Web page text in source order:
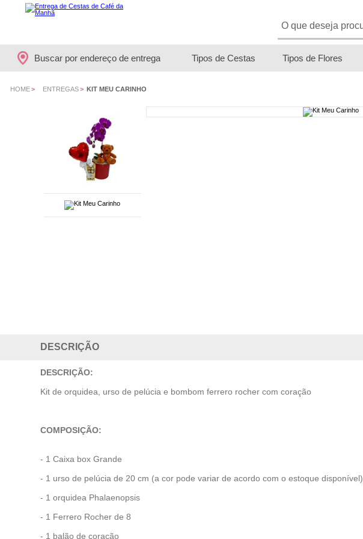
Buscar por endereço de entrega Tipos de Cestas Tipos de Flores
HOME> ENTREGAS> KIT MEU CARINHO
DESCRIÇÃO
DESCRIÇÃO:
Kit de orquidea, urso de pelúcia e bombom ferrero rocher com coração
COMPOSIÇÃO:
- 1 Caixa box Grande
- 1 urso de pelúcia de 20 cm (a cor pode variar de acordo com o estoque disponível)
- 1 orquidea Phalaenopsis
- 1 Ferrero Rocher de 8
- 1 balão de coração